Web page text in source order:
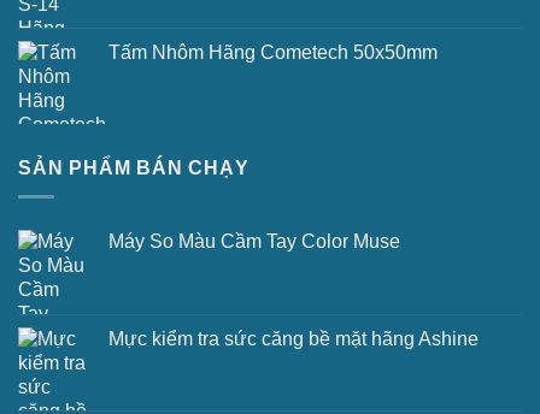
Tấm Nhôm Hãng Cometech 50x50mm
SẢN PHẨM BÁN CHẠY
Máy So Màu Cầm Tay Color Muse
Mực kiểm tra sức căng bề mặt hãng Ashine